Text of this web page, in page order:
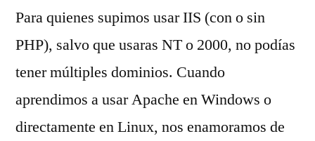
Para quienes supimos usar IIS (con o sin
PHP), salvo que usaras NT o 2000, no podías
tener múltiples dominios. Cuando
aprendimos a usar Apache en Windows o
directamente en Linux, nos enamoramos de